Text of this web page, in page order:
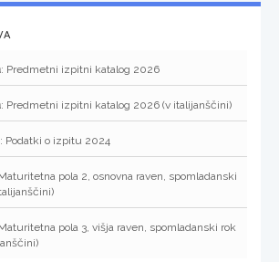
: Predmetni izpitni katalog 2026
: Predmetni izpitni katalog 2026 (v italijanščini)
: Podatki o izpitu 2024
pola 2, osnovna raven, spomladanski
pola 3, višja raven, spomladanski rok